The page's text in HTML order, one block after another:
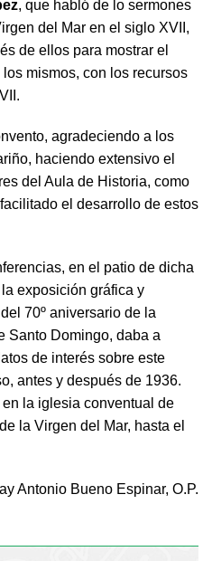
, que habló de lo sermones
del Mar en el siglo XVII,
de ellos para mostrar el
mismos, con los recursos
agradeciendo a los
haciendo extensivo el
del Aula de Historia, como
el desarrollo de estos
en el patio de dicha
exposición gráfica y
70º aniversario de la
Santo Domingo, daba a
de interés sobre este
antes y después de 1936.
la iglesia conventual de
la Virgen del Mar, hasta el
Antonio Bueno Espinar, O.P.